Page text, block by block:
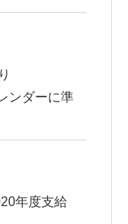
ンダーに準
年度支給